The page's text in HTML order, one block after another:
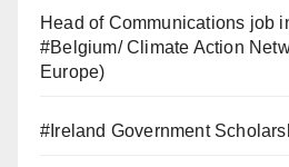
Head of Communications job
#Belgium/ Climate Action
Europe)
#Ireland Government